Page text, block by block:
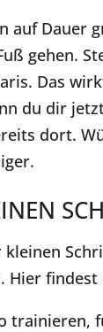
auf Dauer
gehen.
Das
du dir
dort.
Hier findest
trainieren,